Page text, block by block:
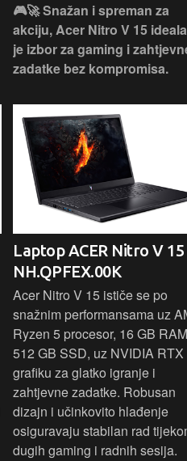
🎮🚀 Snažan i spreman za
akciju, Acer Nitro V 15
je izbor za gaming i
zadatke bez kompromisa.
Laptop ACER Nitro V 15
NH.QPFEX.00K
Acer Nitro V 15 ističe se po
snažnim performansama uz
Ryzen 5 procesor, 16 GB
512 GB SSD, uz NVIDIA RTX
grafiku za glatko igranje i
zahtjevne zadatke. Robusan
dizajn i učinkovito hlađenje
osiguravaju stabilan rad
dugih gaming i radnih sesija.